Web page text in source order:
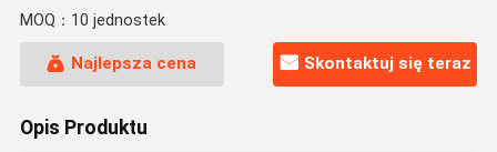
kW
MOQ：10 jednostek
Najlepsza cena Skontaktuj się teraz
Opis Produktu